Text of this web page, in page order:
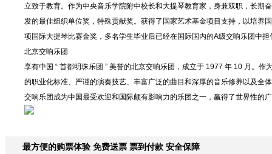
立致于教育。作为中央音乐学院附中校长和大提琴教育家，身兼双职，长期
发的最佳组织单位奖，特殊贡献奖。获得了国家艺术基金项目支持，以培养
项国际大提琴比赛金奖，多名学生毕业后已经在国际国内的A级交响乐团中
北京交响乐团
享有中国 “ 首都明珠乐团 ” 美誉的北京交响乐团，成立于 1977 年 10 月。
的职业化标准、严谨的演奏技艺、丰富广泛的曲目和深厚的音乐修养以及全
交响乐团成为中国最受欢迎和国际颇有影响力的乐团之一，赢得了世界性的
最方便的购票体验 免费送票 票到付款 安全保障